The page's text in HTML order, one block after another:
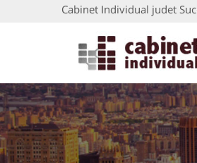
Cabinet Individual judet